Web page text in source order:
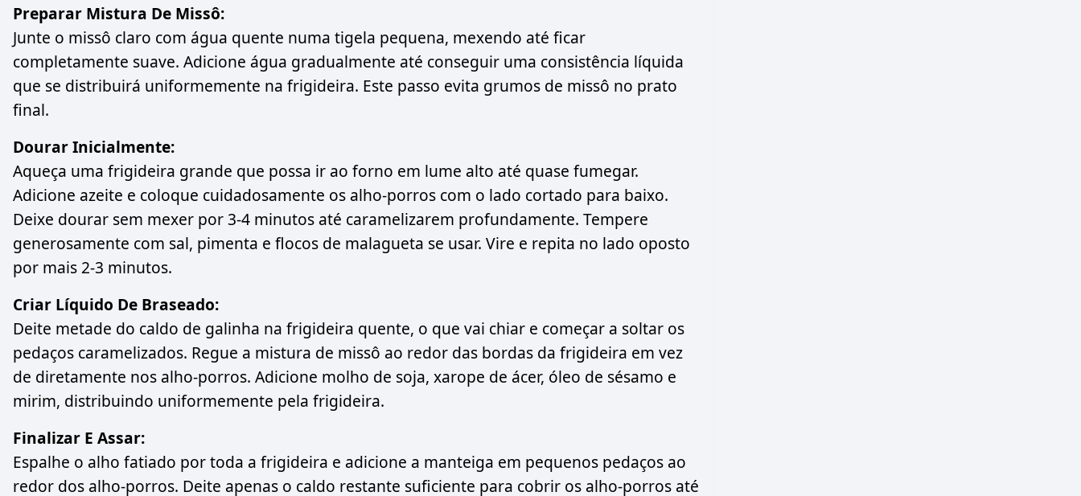
Preparar Mistura De Missô:
Junte o missô claro com água quente numa tigela pequena, mexendo até ficar
completamente suave. Adicione água gradualmente até conseguir uma consistência líquida
que se distribuirá uniformemente na frigideira. Este passo evita grumos de missô no prato
final.
Dourar Inicialmente:
Aqueça uma frigideira grande que possa ir ao forno em lume alto até quase fumegar.
Adicione azeite e coloque cuidadosamente os alho-porros com o lado cortado para baixo.
Deixe dourar sem mexer por 3-4 minutos até caramelizarem profundamente. Tempere
generosamente com sal, pimenta e flocos de malagueta se usar. Vire e repita no lado oposto
por mais 2-3 minutos.
Criar Líquido De Braseado:
Deite metade do caldo de galinha na frigideira quente, o que vai chiar e começar a soltar os
pedaços caramelizados. Regue a mistura de missô ao redor das bordas da frigideira em vez
de diretamente nos alho-porros. Adicione molho de soja, xarope de ácer, óleo de sésamo e
mirim, distribuindo uniformemente pela frigideira.
Finalizar E Assar:
Espalhe o alho fatiado por toda a frigideira e adicione a manteiga em pequenos pedaços ao
redor dos alho-porros. Deite apenas o caldo restante suficiente para cobrir os alho-porros até